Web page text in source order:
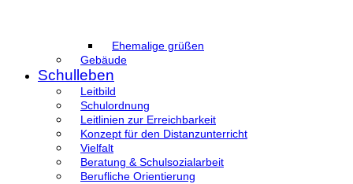
Ehemalige grüßen
Gebäude
Schulleben
Leitbild
Schulordnung
Leitlinien zur Erreichbarkeit
Konzept für den Distanzunterricht
Vielfalt
Beratung & Schulsozialarbeit
Berufliche Orientierung